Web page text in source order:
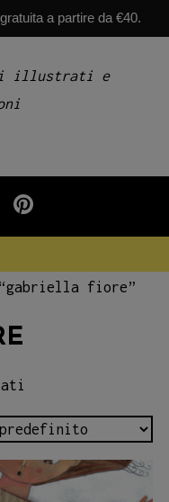
a partire da €40.
albi illustrati e
pinterest
fiore”